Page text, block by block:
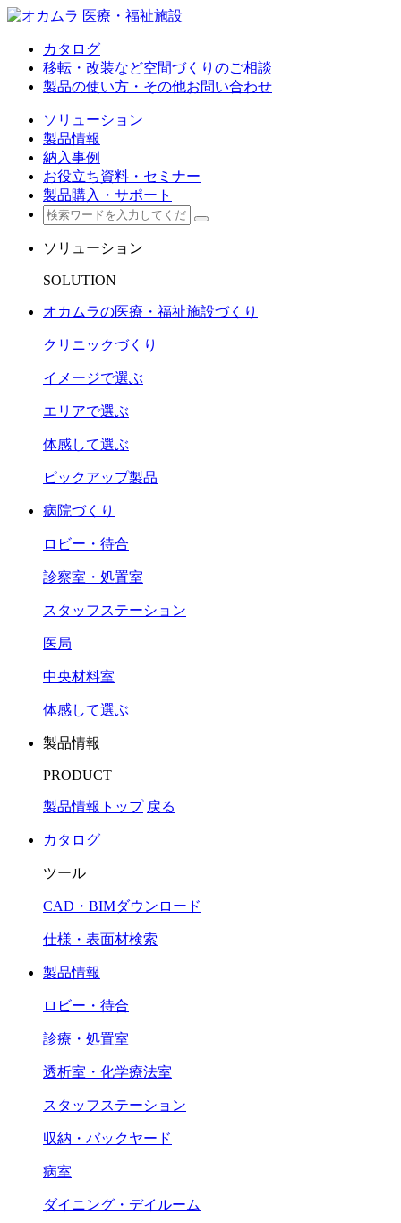
医療・福祉施設
カタログ
移転・改装など空間づくりのご相談
製品の使い方・その他お問い合わせ
ソリューション
製品情報
納入事例
お役立ち資料・セミナー
製品購入・サポート
ソリューション
SOLUTION
オカムラの医療・福祉施設づくり
クリニックづくり
イメージで選ぶ
エリアで選ぶ
体感して選ぶ
ピックアップ製品
病院づくり
ロビー・待合
診察室・処置室
スタッフステーション
医局
中央材料室
体感して選ぶ
製品情報
PRODUCT
製品情報トップ 戻る
カタログ
ツール
CAD・BIMダウンロード
仕様・表面材検索
製品情報
ロビー・待合
診療・処置室
透析室・化学療法室
スタッフステーション
収納・バックヤード
病室
ダイニング・デイルーム